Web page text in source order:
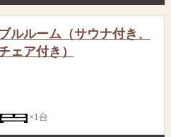
ルルーム（サウナ付き、
ェア付き）
×1台